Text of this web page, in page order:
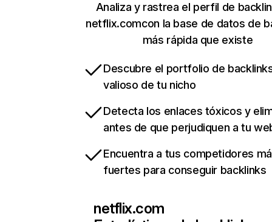
Analiza y rastrea el perfil de
netflix.comcon la base de datos de
más rápida que existe
Descubre el portfolio de
valioso de tu nicho
Detecta los enlaces tóxicos y
antes de que perjudiquen a tu
Encuentra a tus competidores
fuertes para conseguir backlinks
netflix.com